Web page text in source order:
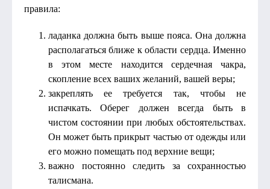
правила:
ладанка должна быть выше пояса. Она должна
располагаться ближе к области сердца. Именно
в этом месте находится сердечная чакра,
скопление всех ваших желаний, вашей веры;
закреплять ее требуется так, чтобы не
испачкать. Оберег должен всегда быть в
чистом состоянии при любых обстоятельствах.
Он может быть прикрыт частью от одежды или
его можно помещать под верхние вещи;
важно постоянно следить за сохранностью
талисмана.